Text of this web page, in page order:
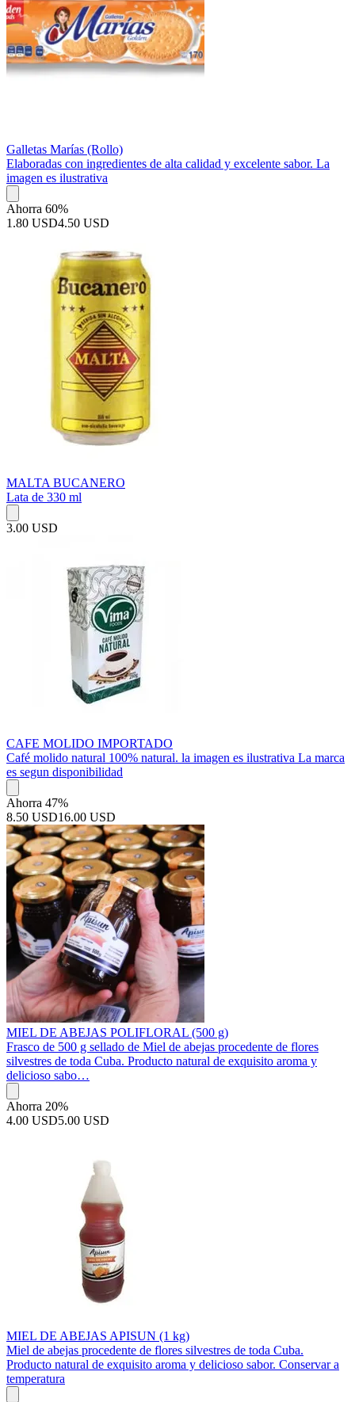
Galletas Marías (Rollo)
Elaboradas con ingredientes de alta calidad y excelente sabor. La
imagen es ilustrativa
Ahorra 60%
1.80 USD4.50 USD
MALTA BUCANERO
Lata de 330 ml
3.00 USD
CAFE MOLIDO IMPORTADO
Café molido natural 100% natural. la imagen es ilustrativa La marca
es segun disponibilidad
Ahorra 47%
8.50 USD16.00 USD
MIEL DE ABEJAS POLIFLORAL (500 g)
Frasco de 500 g sellado de Miel de abejas procedente de flores
silvestres de toda Cuba. Producto natural de exquisito aroma y
delicioso sabo…
Ahorra 20%
4.00 USD5.00 USD
MIEL DE ABEJAS APISUN (1 kg)
Miel de abejas procedente de flores silvestres de toda Cuba.
Producto natural de exquisito aroma y delicioso sabor. Conservar a
temperatura